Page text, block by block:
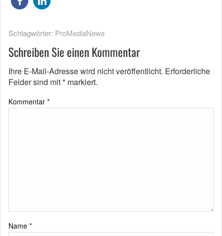
Schlagwörter: ProMediaNews
Schreiben Sie einen Kommentar
Ihre E-Mail-Adresse wird nicht veröffentlicht. Erforderliche
Felder sind mit* markiert.
Kommentar *
Name *